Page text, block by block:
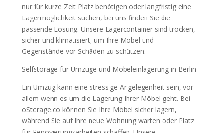
nur für kurze Zeit Platz benötigen oder langfristig eine
Lagermöglichkeit suchen, bei uns finden Sie die
passende Lösung. Unsere Lagercontainer sind trocken,
sicher und klimatisiert, um Ihre Möbel und
Gegenstände vor Schäden zu schützen.
Selfstorage für Umzüge und Möbeleinlagerung in Berlin
Ein Umzug kann eine stressige Angelegenheit sein, vor
allem wenn es um die Lagerung Ihrer Möbel geht. Bei
oStorage.co können Sie Ihre Möbel sicher lagern,
während Sie auf Ihre neue Wohnung warten oder Platz